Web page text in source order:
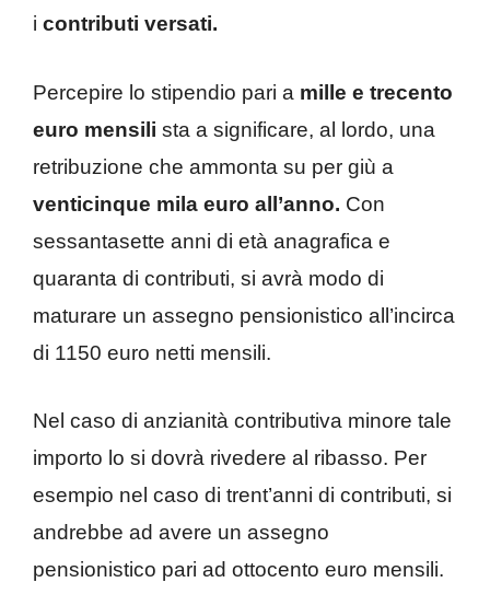
i contributi versati.
Percepire lo stipendio pari a mille e trecento
euro mensili sta a significare, al lordo, una
retribuzione che ammonta su per giù a
venticinque mila euro all’anno. Con
sessantasette anni di età anagrafica e
quaranta di contributi, si avrà modo di
maturare un assegno pensionistico all’incirca
di 1150 euro netti mensili.
Nel caso di anzianità contributiva minore tale
importo lo si dovrà rivedere al ribasso. Per
esempio nel caso di trent’anni di contributi, si
andrebbe ad avere un assegno
pensionistico pari ad ottocento euro mensili.